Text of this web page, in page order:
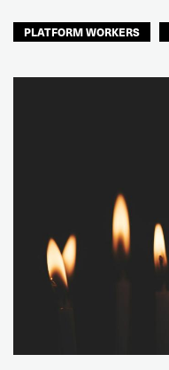
PLATFORM WORKERS